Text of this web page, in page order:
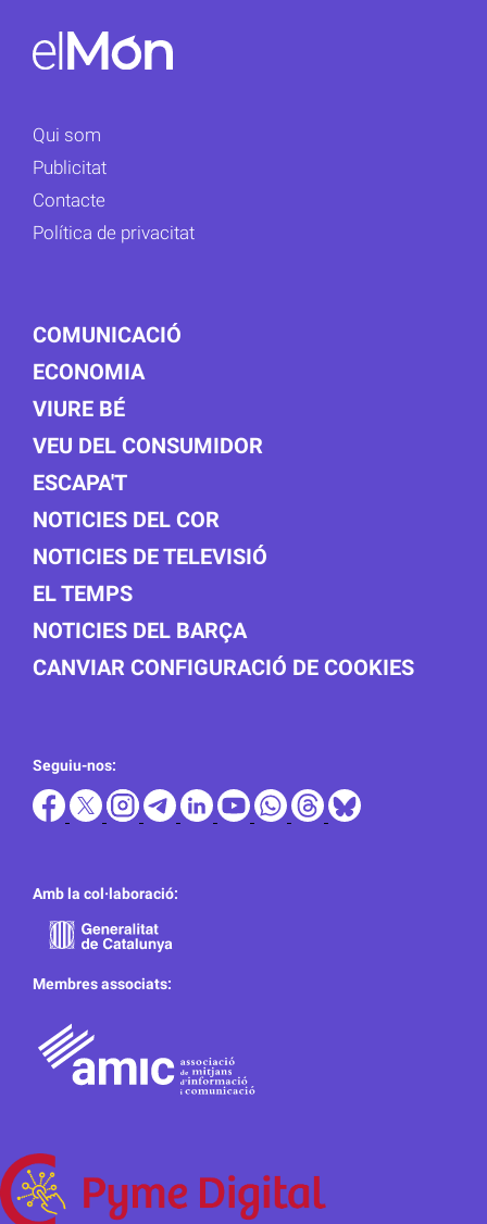
Qui som
Publicitat
Contacte
Política de privacitat
COMUNICACIÓ
ECONOMIA
VIURE BÉ
VEU DEL CONSUMIDOR
ESCAPA'T
NOTICIES DEL COR
NOTICIES DE TELEVISIÓ
EL TEMPS
NOTICIES DEL BARÇA
CANVIAR CONFIGURACIÓ DE COOKIES
Seguiu-nos:
Amb la col·laboració:
Membres associats: